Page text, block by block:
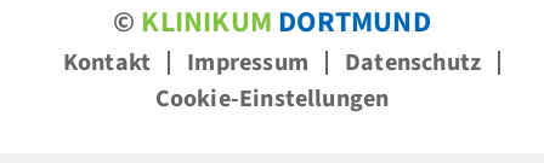
© KLINIKUM DORTMUND
Kontakt Impressum
Datenschutz
Cookie-Einstellungen